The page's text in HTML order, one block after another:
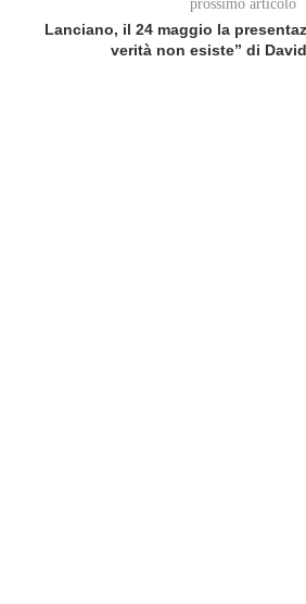
prossimo articolo
Lanciano, il 24 maggio la
verità non esiste” di